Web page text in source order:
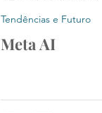
Tendências e Futuro
Meta AI